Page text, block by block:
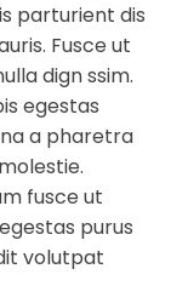
parturient dis
Fusce ut
dign ssim.
egestas
a pharetra
fusce ut
purus
volutpat